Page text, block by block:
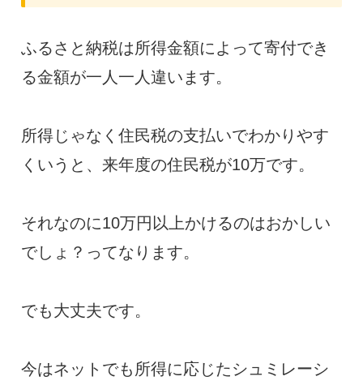
ふるさと納税は所得金額によって寄付でき
る金額が一人一人違います。
所得じゃなく住民税の支払いでわかりやす
くいうと、来年度の住民税が10万です。
それなのに10万円以上かけるのはおかしい
でしょ？ってなります。
でも大丈夫です。
今はネットでも所得に応じたシュミレーシ